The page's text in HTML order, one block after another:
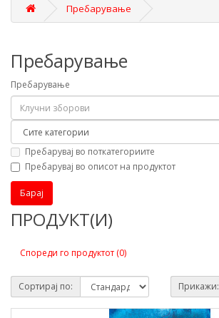
Пребарување
Пребарување
Пребарување
Пребарувај во поткатегориите
Пребарувај во описот на продуктот
ПРОДУКТ(И)
Спореди го продуктот (0)
Сортирај по: Прикажи: